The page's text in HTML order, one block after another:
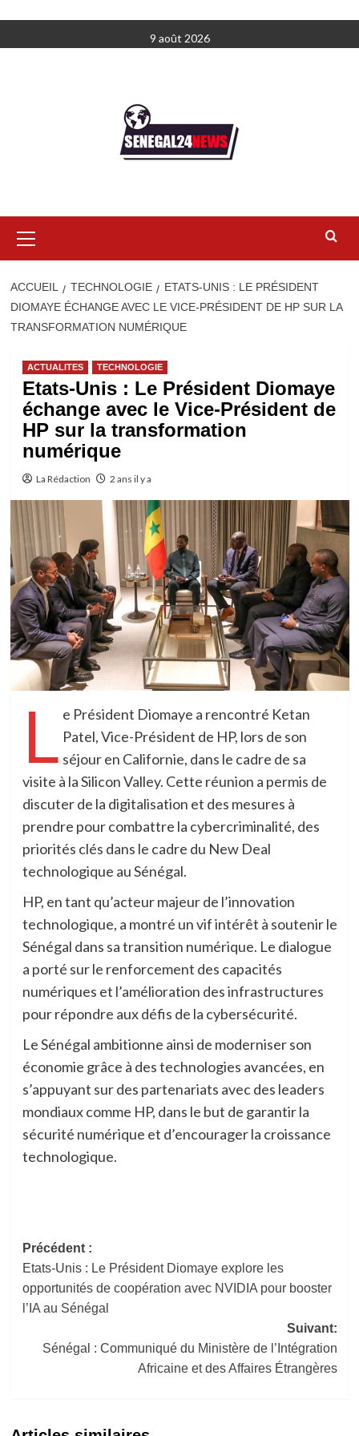
au
9 août 2026
principal
ACCUEIL TECHNOLOGIE
ETATS-UNIS : LE PRÉSIDENT
DIOMAYE ÉCHANGE AVEC LE VICE-PRÉSIDENT DE HP SUR LA
TRANSFORMATION NUMÉRIQUE
ACTUALITES TECHNOLOGIE
Etats-Unis : Le Président Diomaye
échange avec le Vice-Président de
HP sur la transformation
numérique
La Rédaction 2 ans il y a
L e Président Diomaye a rencontré Ketan
Patel, Vice-Président de HP, lors de son
séjour en Californie, dans le cadre de sa
visite à la Silicon Valley. Cette réunion a permis de
discuter de la digitalisation et des mesures à
prendre pour combattre la cybercriminalité, des
priorités clés dans le cadre du New Deal
technologique au Sénégal.
HP, en tant qu’acteur majeur de l’innovation
technologique, a montré un vif intérêt à soutenir le
Sénégal dans sa transition numérique. Le dialogue
a porté sur le renforcement des capacités
numériques et l’amélioration des infrastructures
pour répondre aux défis de la cybersécurité.
Le Sénégal ambitionne ainsi de moderniser son
économie grâce à des technologies avancées, en
s’appuyant sur des partenariats avec des leaders
mondiaux comme HP, dans le but de garantir la
sécurité numérique et d’encourager la croissance
technologique.
Navigation
d’article
Précédent :
Etats-Unis : Le Président Diomaye explore les
opportunités de coopération avec NVIDIA pour booster
l’IA au Sénégal
Suivant:
Sénégal : Communiqué du Ministère de l’Intégration
Africaine et des Affaires Étrangères